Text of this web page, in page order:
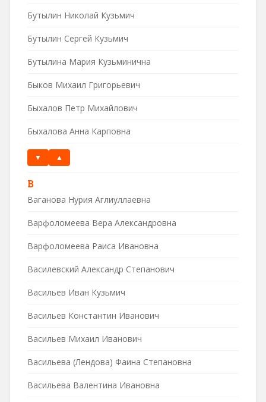
Бутылин Николай Кузьмич
Бутылин Сергей Кузьмич
Бутылина Мария Кузьминична
Быков Михаил Григорьевич
Быхалов Петр Михайлович
Быхалова Анна Карповна
▼ ▲
В
Ваганова Нурия Аглиуллаевна
Варфоломеева Вера Александровна
Варфоломеева Раиса Ивановна
Василевский Александр Степанович
Васильев Иван Кузьмич
Васильев Константин Иванович
Васильев Михаил Иванович
Васильева (Лендова) Фаина Степановна
Васильева Валентина Ивановна